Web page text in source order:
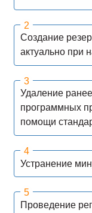
Создание
актуально при
Удаление
программных
помощи
Устранение
Проведение